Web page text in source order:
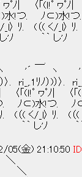
ﾟﾉ| 〈「(ｌ!ﾟ
⊂)水!つ. ﾉ⊂)
ﾘ. (（( く/_l〉 ﾘ.
｀｀ し'ﾉ ｀
'´ ヽ
rｉ_,.1ﾘﾉ）)）〉. rｉ
「(ｌ!ﾟ ヮﾟﾉ| 〈「(
⊂)水!つ. ﾉ
（( く/_l〉 ﾘ. (（(
｀ し'ﾉ ｀｀
05(金) 21:10:50
ー≠